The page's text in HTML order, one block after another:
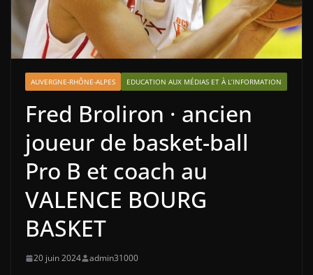
AUVERGNE-RHÔNE-ALPES EDUCATION AUX MÉDIAS ET À L’INFORMATION
Fred Broliron · ancien
joueur de basket-ball
Pro B et coach au
VALENCE BOURG
BASKET
20 juin 2024 admin31000